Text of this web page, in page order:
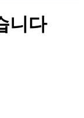
니다